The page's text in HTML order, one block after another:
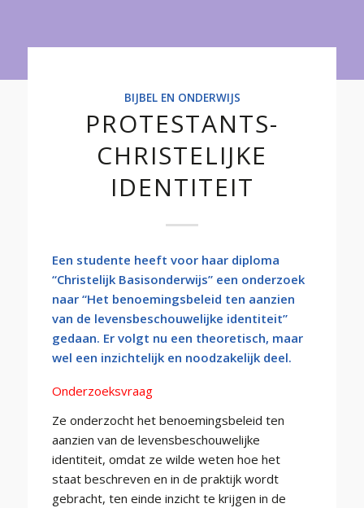
Onderwijs
BIJBEL EN ONDERWIJS
PROTESTANTS-
CHRISTELIJKE
IDENTITEIT
Een studente heeft voor haar diploma
“Christelijk Basisonderwijs” een onderzoek
naar “Het benoemingsbeleid ten aanzien
van de levensbeschouwelijke identiteit”
gedaan. Er volgt nu een theoretisch, maar
wel een inzichtelijk en noodzakelijk deel.
Onderzoeksvraag
Ze onderzocht het benoemingsbeleid ten
aanzien van de levensbeschouwelijke
identiteit, omdat ze wilde weten hoe het
staat beschreven en in de praktijk wordt
gebracht, ten einde inzicht te krijgen in de